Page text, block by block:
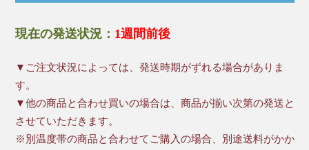
現在の発送状況： 1週間前後
▼ご注文状況によっては、発送時期がずれる場合がありま
す。
▼他の商品と合わせ買いの場合は、商品が揃い次第の発送と
させていただきます。
※別温度帯の商品と合わせてご購入の場合、別途送料がかか